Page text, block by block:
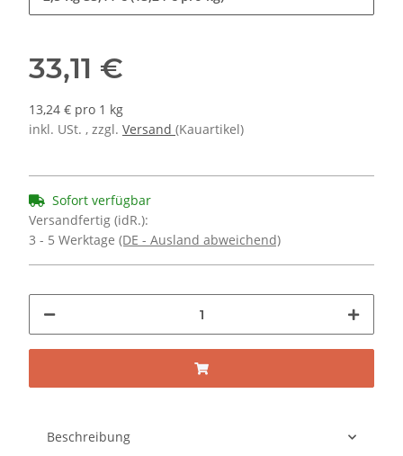
33,11 €
13,24 € pro 1 kg
inkl. USt. , zzgl. Versand (Kauartikel)
Sofort verfügbar
Versandfertig (idR.):
3 - 5 Werktage (DE - Ausland abweichend)
Beschreibung